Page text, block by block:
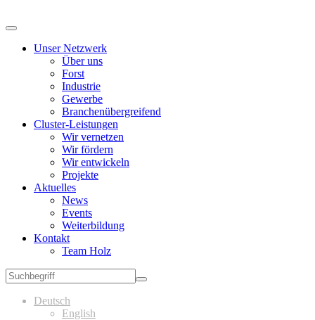
Unser Netzwerk
Über uns
Forst
Industrie
Gewerbe
Branchenübergreifend
Cluster-Leistungen
Wir vernetzen
Wir fördern
Wir entwickeln
Projekte
Aktuelles
News
Events
Weiterbildung
Kontakt
Team Holz
Deutsch
English